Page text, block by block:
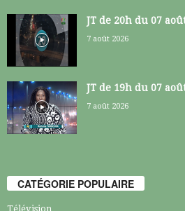
JT de 20h du 07
7 août 2026
JT de 19h du 07
7 août 2026
CATÉGORIE POPULAIRE
Télévision